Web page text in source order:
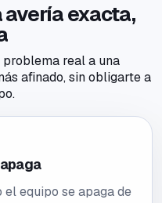
exacta,
real a una
afinado, sin obligarte a
equipo se apaga de